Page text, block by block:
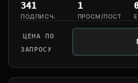
341
ПОДПИСЧ.
1
ПРОСМ/ПОСТ
ЦЕНА ПО
ЗАПРОСУ